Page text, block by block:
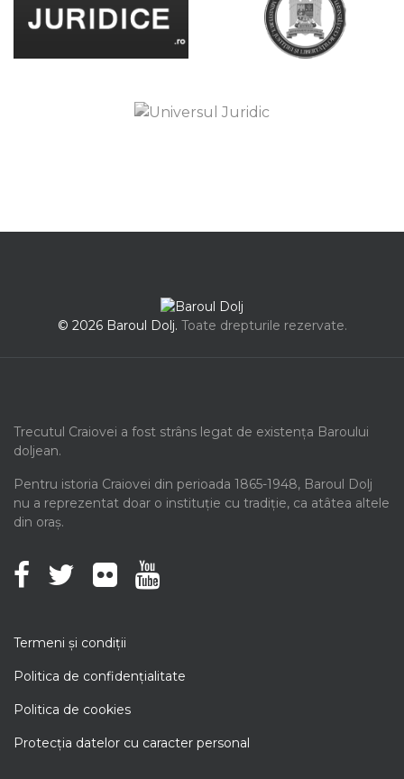
© 2026 Baroul Dolj. Toate drepturile rezervate.
Trecutul Craiovei a fost strâns legat de existența Baroului
doljean.
Pentru istoria Craiovei din perioada 1865-1948, Baroul Dolj
nu a reprezentat doar o instituție cu tradiție, ca atâtea altele
din oraș.
Termeni şi condiţii
Politica de confidenţialitate
Politica de cookies
Protecţia datelor cu caracter personal